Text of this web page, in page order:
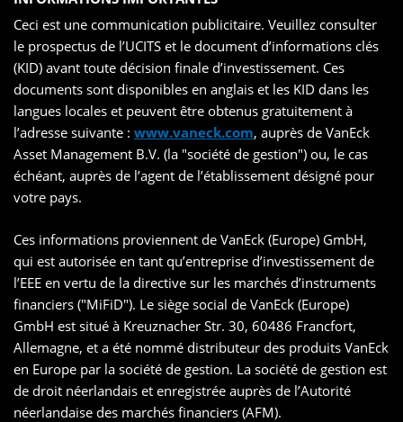
Ceci est une communication publicitaire. Veuillez consulter
le prospectus de l’UCITS et le document d’informations clés
(KID) avant toute décision finale d’investissement. Ces
documents sont disponibles en anglais et les KID dans les
langues locales et peuvent être obtenus gratuitement à
l’adresse suivante : www.vaneck.com, auprès de VanEck
Asset Management B.V. (la "société de gestion") ou, le cas
échéant, auprès de l’agent de l’établissement désigné pour
votre pays.
Ces informations proviennent de VanEck (Europe) GmbH,
qui est autorisée en tant qu’entreprise d’investissement de
l’EEE en vertu de la directive sur les marchés d’instruments
financiers ("MiFiD"). Le siège social de VanEck (Europe)
GmbH est situé à Kreuznacher Str. 30, 60486 Francfort,
Allemagne, et a été nommé distributeur des produits VanEck
en Europe par la société de gestion. La société de gestion est
de droit néerlandais et enregistrée auprès de l’Autorité
néerlandaise des marchés financiers (AFM).